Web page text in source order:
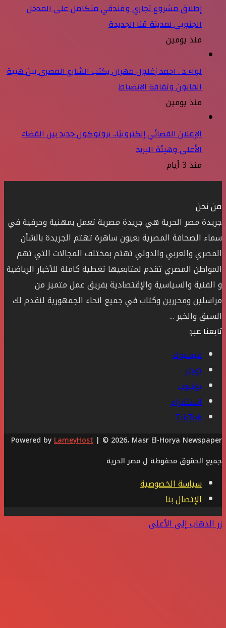
إطلاق مشروع تجاري وفندقي متكامل على المدخل
الجنوبي لمدينة قنا الجديدة
منذ يومين
لواء د . احمد زغلول مهران يكتب الشارع المصري بين هيبة
القانون وثقافة الانضباط
منذ يومين
الإعلان القضائي إلكترونيًا.. بروتوكول جديد بين القضاء
الأعلى وهيئة البريد
منذ 3 أيام
من نحن
جريدة مصر الحرية هي جريدة مصرية تعمل بمهنية وحرفية في
سماء الصحافة المصرية بعيون ساهرة تهتم الجريدة بالشأن
المصري والعربي والدولي تهتم بمختلف المجالات التي تهم
المواطن المصري تقدم لمتابعيها تغطية كاملة للأخبار الرياضية
و الفنية والسياسية والإقتصادية بفريق عمل متميز من
مراسلين ومحررين وكتاب في جميع انحاء الجمهورية لنقدم لك
السبق والخبر ...
تابعنا عبر:
فيسبوك
تويتر
يوتيوب
انستقرام
‫TikTok
Powered byLameyHost | © 2026، Masr El-Horya Newspaper
جميع الحقوق محفوظة ل مصر الحرية
سياسة الخصوصية
الإتصال بنا
زر الذهاب إلى الأعلى